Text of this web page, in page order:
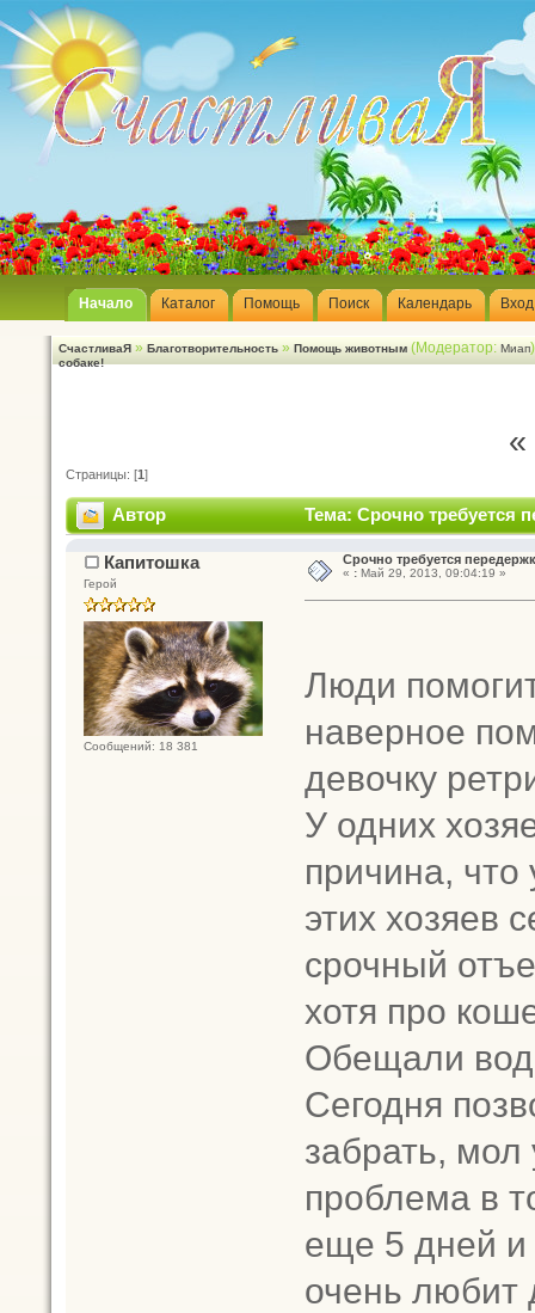
Начало Каталог Помощь Поиск Календарь Вход
СчастливаЯ » Благотворительность » Помощь животным (Модератор: Миап
собаке!
Страницы: [1]
Автор Тема: Срочно требуется
Капитошка
Герой
Сообщений: 18 381
Срочно требуется
« :Май 29, 2013, 09:04:19 »
Люди
наверное
девочку
У одних
причина,
этих хозяев
срочный
хотя про
Обещали
Сегодня
забрать, мол
проблема в
еще 5 дней и
очень любит